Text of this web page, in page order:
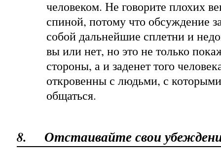
человеком. Не говорите плохих
спиной, потому что обсуждение
собой дальнейшие сплетни и
вы или нет, но это не только
стороны, а и заденет того
откровенны с людьми, с
общаться.
8. Отстаивайте свои